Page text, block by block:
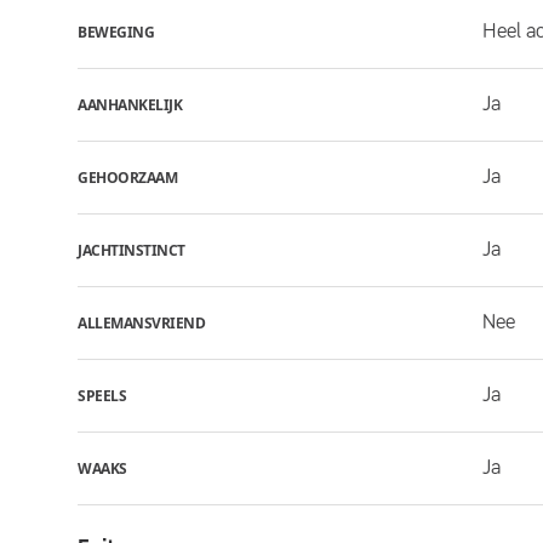
BEWEGING Heel
AANHANKELIJK Ja
GEHOORZAAM Ja
JACHTINSTINCT Ja
ALLEMANSVRIEND Nee
SPEELS Ja
WAAKS Ja